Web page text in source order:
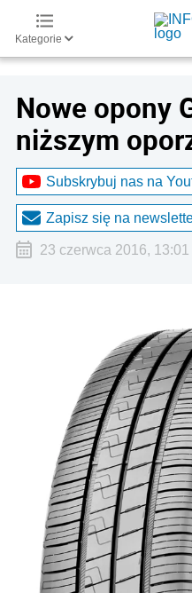
Kategorie
Nowe opony
niższym
Subskrybuj nas na
Zapisz się na
23 czerwca 2016, 13:01